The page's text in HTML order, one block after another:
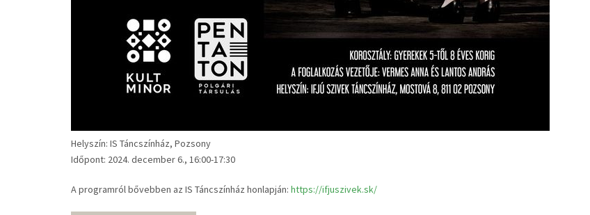
Helyszín: IS Táncszínház, Pozsony
Időpont: 2024. december 6., 16:00-17:30
A programról bővebben az IS Táncszínház honlapján: https://ifjuszivek.sk/